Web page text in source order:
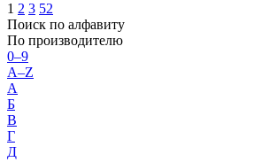
1 2 3 52
Поиск по алфавиту
По производителю
0–9
A–Z
А
Б
В
Г
Д